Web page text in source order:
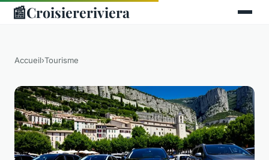
📰Croisiereriviera
Accueil›Tourisme